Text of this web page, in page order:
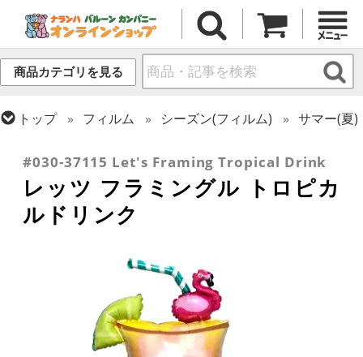
商品カテゴリを見る
トップ フィルム シーズン(フィルム)
サマー(夏)
#030-37115 Let's Framing Tropical Drink
レッツ フラミングル トロピカ
ルドリンク